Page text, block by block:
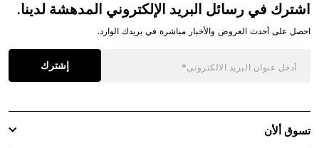
اشترك في رسائل البريد الإلكتروني المدهشة لدينا.
احصل على أحدث العروض والأخبار مباشرة في بريدك الوارد.
إشترك
تسوق ألأن